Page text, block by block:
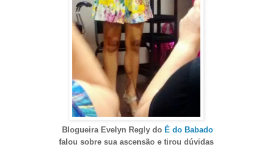
Blogueira Evelyn Regly do É do Babado
falou sobre sua ascensão e tirou dúvidas